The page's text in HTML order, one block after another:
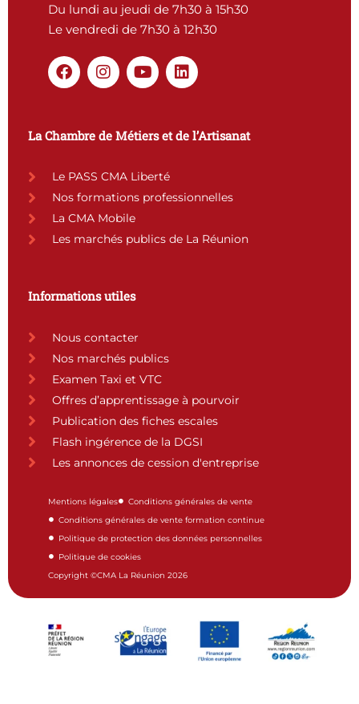
Du lundi au jeudi de 7h30 à 15h30
Le vendredi de 7h30 à 12h30
F
a
o
k
I
n
a
g
a
m
Y
o
b
L
i
e
d
La Chambre de Métiers et de l’Artisanat
Le PASS CMA Liberté
Nos formations professionnelles
La CMA Mobile
Les marchés publics de La Réunion
Informations utiles
Nous contacter
Nos marchés publics
Examen Taxi et VTC
Offres d’apprentissage à pourvoir
Publication des fiches escales
Flash ingérence de la DGSI
Les annonces de cession d'entreprise
Mentions légales
Conditions générales de vente
Conditions générales de vente formation continue
Politique de protection des données personnelles
Politique de cookies
Copyright ©CMA La Réunion 2026